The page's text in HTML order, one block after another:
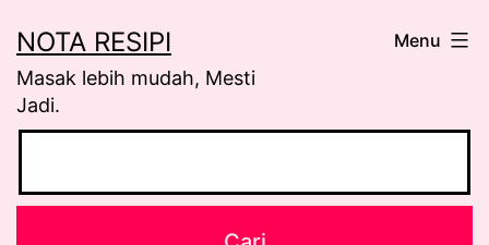
to
content
NOTA RESIPI
Masak lebih mudah, Mesti
Jadi.
Menu